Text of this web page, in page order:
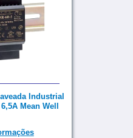
Industrial
Mean Well